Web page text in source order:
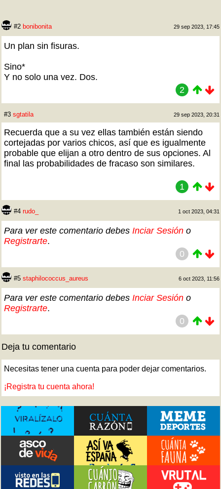
#2 bonibonita 29 sep 2023, 17:45
Un plan sin fisuras.
Sino*
Y no solo una vez. Dos.
2
#3 sgtatila 29 sep 2023, 20:31
Recuerda que a su vez ellas también están siendo
cortejadas por varios chicos, así que es igualmente
probable que elijan a otro dentro de sus opciones. Al
final las probabilidades de fracaso son similares.
1
#4 rudo_ 1 oct 2023, 04:31
Para ver este comentario debes Inciar Sesión o
Registrarte.
0
#5 staphilococcus_aureus 6 oct 2023, 11:56
Para ver este comentario debes Inciar Sesión o
Registrarte.
0
Deja tu comentario
Necesitas tener una cuenta para poder dejar comentarios.
¡Registra tu cuenta ahora!